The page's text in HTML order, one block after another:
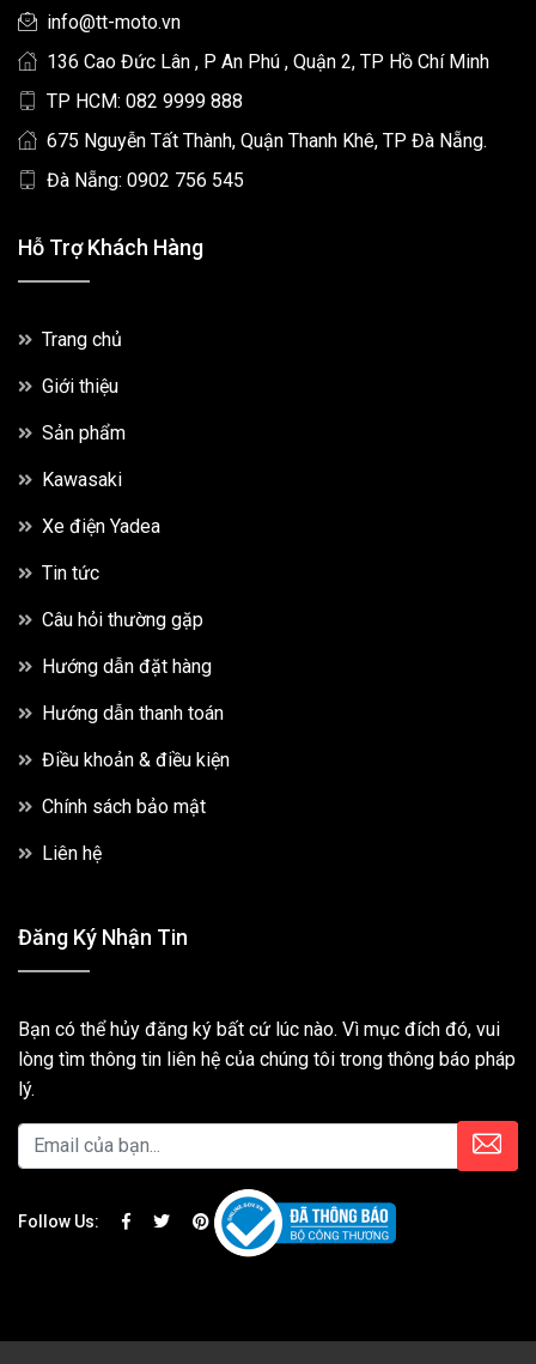
info@tt-moto.vn
136 Cao Đức Lân , P An Phú , Quận 2, TP Hồ Chí Minh
TP HCM: 082 9999 888
675 Nguyễn Tất Thành, Quận Thanh Khê, TP Đà Nẵng.
Đà Nẵng: 0902 756 545
Hỗ Trợ Khách Hàng
Trang chủ
Giới thiệu
Sản phẩm
Kawasaki
Xe điện Yadea
Tin tức
Câu hỏi thường gặp
Hướng dẫn đặt hàng
Hướng dẫn thanh toán
Điều khoản & điều kiện
Chính sách bảo mật
Liên hệ
Đăng Ký Nhận Tin
Bạn có thể hủy đăng ký bất cứ lúc nào. Vì mục đích đó, vui
lòng tìm thông tin liên hệ của chúng tôi trong thông báo pháp
lý.
Follow Us: